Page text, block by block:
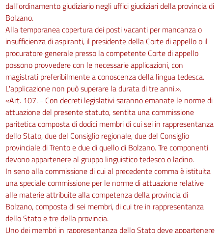
dall'ordinamento giudiziario negli uffici giudiziari della provincia di
Bolzano.
Alla temporanea copertura dei posti vacanti per mancanza o
insufficienza di aspiranti, il presidente della Corte di appello o il
procuratore generale presso la competente Corte di appello
possono provvedere con le necessarie applicazioni, con
magistrati preferibilmente a conoscenza della lingua tedesca.
L'applicazione non può superare la durata di tre anni.».
«Art. 107. - Con decreti legislativi saranno emanate le norme di
attuazione del presente statuto, sentita una commissione
paritetica composta di dodici membri di cui sei in rappresentanza
dello Stato, due del Consiglio regionale, due del Consiglio
provinciale di Trento e due di quello di Bolzano. Tre componenti
devono appartenere al gruppo linguistico tedesco o ladino.
In seno alla commissione di cui al precedente comma è istituita
una speciale commissione per le norme di attuazione relative
alle materie attribuite alla competenza della provincia di
Bolzano, composta di sei membri, di cui tre in rappresentanza
dello Stato e tre della provincia.
Uno dei membri in rappresentanza dello Stato deve appartenere